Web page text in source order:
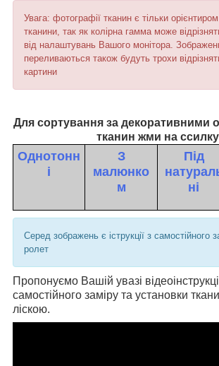
Увага: фотографії тканин є тільки
тканини, так як колірна гамма може
від налаштувань Вашого монітора.
переливаються також будуть трохи
картини
Для сортування за декоративними
тканин жми на ссилку
Однотонн
і
З
малюнко
м
Під
ні
Серед зображень є іструкції з самостійного
ролет
Пропонуємо Вашій увазі
самостійного заміру та установки
ліскою.